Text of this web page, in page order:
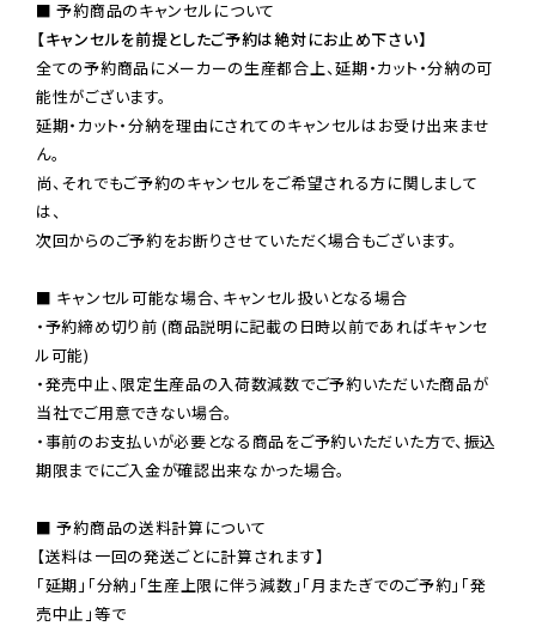
【キャンセルを前提としたご予約は絶対にお止め下さい】
全ての予約商品にメーカーの生産都合上、延期・カット・分納の可
能性がございます。
延期・カット・分納を理由にされてのキャンセルはお受け出来ませ
ん。
尚、それでもご予約のキャンセルをご希望される方に関しまして
は、
次回からのご予約をお断りさせていただく場合もございます。
■ キャンセル可能な場合、キャンセル扱いとなる場合
・予約締め切り前 (商品説明に記載の日時以前であればキャンセ
ル可能)
・発売中止、限定生産品の入荷数減数でご予約いただいた商品が
当社でご用意できない場合。
・事前のお支払いが必要となる商品をご予約いただいた方で、振込
期限までにご入金が確認出来なかった場合。
■ 予約商品の送料計算について
【送料は一回の発送ごとに計算されます】
「延期」「分納」「生産上限に伴う減数」「月またぎでのご予約」「発
売中止」等で